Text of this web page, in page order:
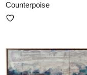
Counterpoise